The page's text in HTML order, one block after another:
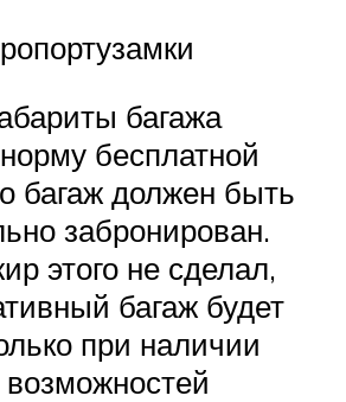
багажа
бесплатной
багаж должен быть
забронирован.
этого не сделал,
багаж будет
при наличии
возможностей